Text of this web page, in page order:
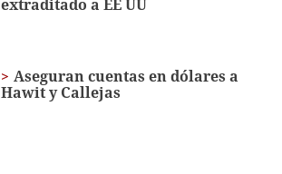
extraditado a EE UU
Aseguran cuentas en dólares a
Hawit y Callejas